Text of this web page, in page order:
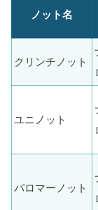
ノット名
クリンチノット
ユニノット
パロマーノット